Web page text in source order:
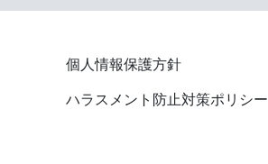
個人情報保護方針
ハラスメント防止対策ポリシー